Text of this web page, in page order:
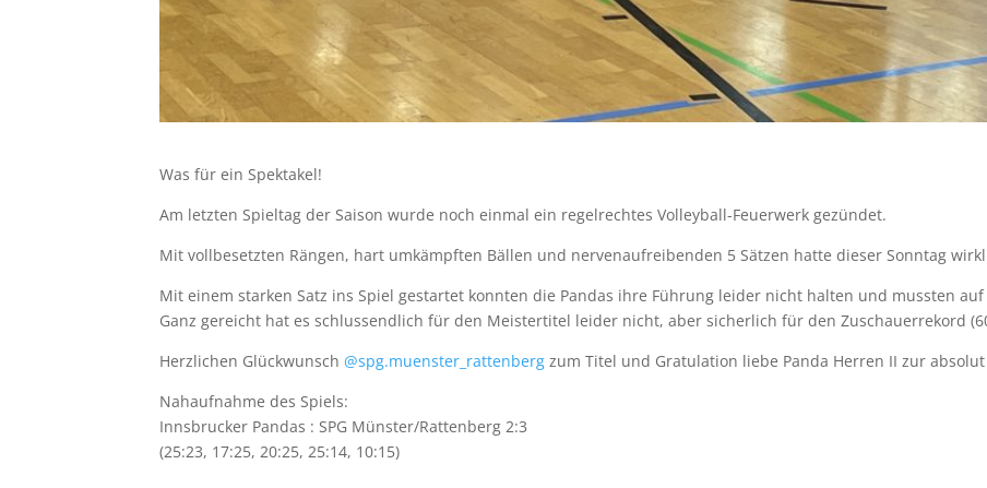
Was für ein Spektakel!
Am letzten Spieltag der Saison wurde noch einmal ein regelrechtes Volleyball-Feuerwerk gezündet.
Mit vollbesetzten Rängen, hart umkämpften Bällen und nervenaufreibenden 5 Sätzen hatte dieser Sonntag
Mit einem starken Satz ins Spiel gestartet konnten die Pandas ihre Führung leider nicht halten und mussten
Ganz gereicht hat es schlussendlich für den Meistertitel leider nicht, aber sicherlich für den Zuschauerrekord
Herzlichen Glückwunsch@spg.muenster_rattenberg zum Titel und Gratulation liebe Panda Herren II zur
Nahaufnahme des Spiels:
Innsbrucker Pandas : SPG Münster/Rattenberg 2:3
(25:23, 17:25, 20:25, 25:14, 10:15)